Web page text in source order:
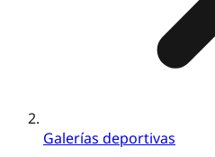
Galerías deportivas